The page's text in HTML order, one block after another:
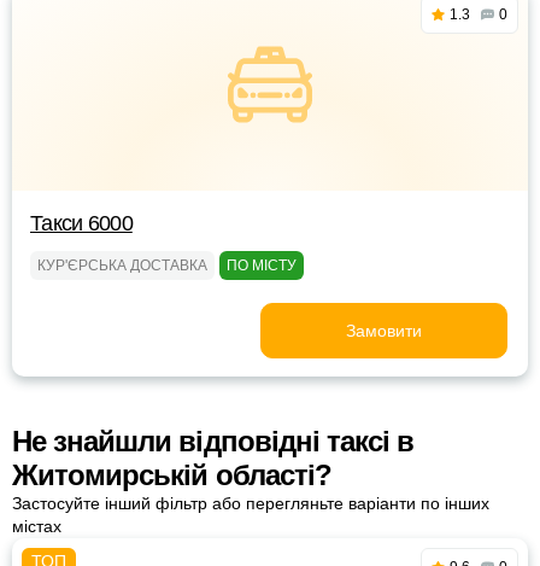
1.3 0
Такси 6000
КУР'ЄРСЬКА ДОСТАВКА ПО МІСТУ
Замовити
Не знайшли відповідні таксі в
Житомирській області?
Застосуйте інший фільтр або перегляньте варіанти по інших
містах